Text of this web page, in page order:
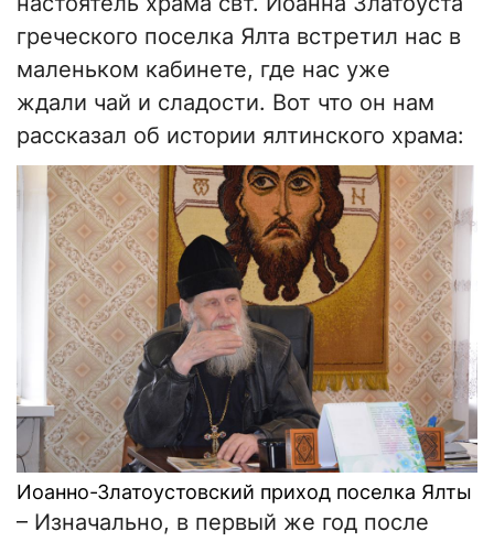
греческого поселка Ялта встретил нас в
маленьком кабинете, где нас уже
ждали чай и сладости. Вот что он нам
рассказал об истории ялтинского храма:
Иоанно-Златоустовский приход поселка Ялты
– Изначально, в первый же год после